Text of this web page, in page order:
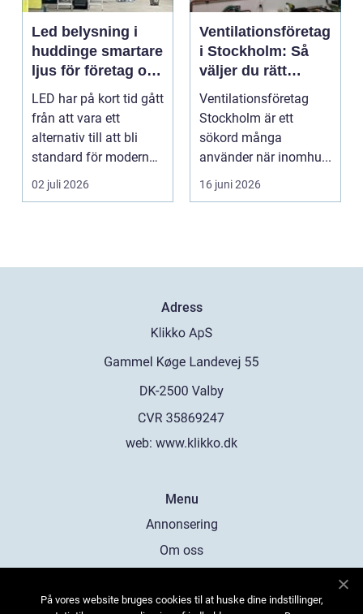
Led belysning i
huddinge smartare
ljus för företag och
fastigheter
LED har på kort tid gått
från att vara ett
alternativ till att bli
standard för modern
belysning. Fö...
02 juli 2026
Ventilationsföretag
i Stockholm: Så
väljer du rätt
partner för frisk
luft inomhus
Ventilationsföretag
Stockholm är ett
sökord många
använder när inomhu...
16 juni 2026
Adress
web: www.klikko.dk
Menu
Annonsering
Om oss
Kontakta oss
På vores website bruges cookies til at huske dine indstillinger,